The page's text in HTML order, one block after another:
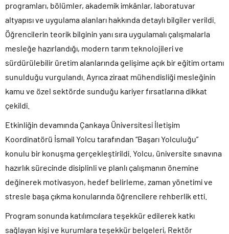
programları, bölümler, akademik imkânlar, laboratuvar
altyapısı ve uygulama alanları hakkında detaylı bilgiler verildi.
Öğrencilerin teorik bilginin yanı sıra uygulamalı çalışmalarla
mesleğe hazırlandığı, modern tarım teknolojileri ve
sürdürülebilir üretim alanlarında gelişime açık bir eğitim ortamı
sunulduğu vurgulandı. Ayrıca ziraat mühendisliği mesleğinin
kamu ve özel sektörde sunduğu kariyer fırsatlarına dikkat
çekildi.
Etkinliğin devamında Çankaya Üniversitesi İletişim
Koordinatörü İsmail Yolcu tarafından “Başarı Yolculuğu”
konulu bir konuşma gerçekleştirildi. Yolcu, üniversite sınavına
hazırlık sürecinde disiplinli ve planlı çalışmanın önemine
değinerek motivasyon, hedef belirleme, zaman yönetimi ve
stresle başa çıkma konularında öğrencilere rehberlik etti.
Program sonunda katılımcılara teşekkür edilerek katkı
sağlayan kişi ve kurumlara teşekkür belgeleri, Rektör